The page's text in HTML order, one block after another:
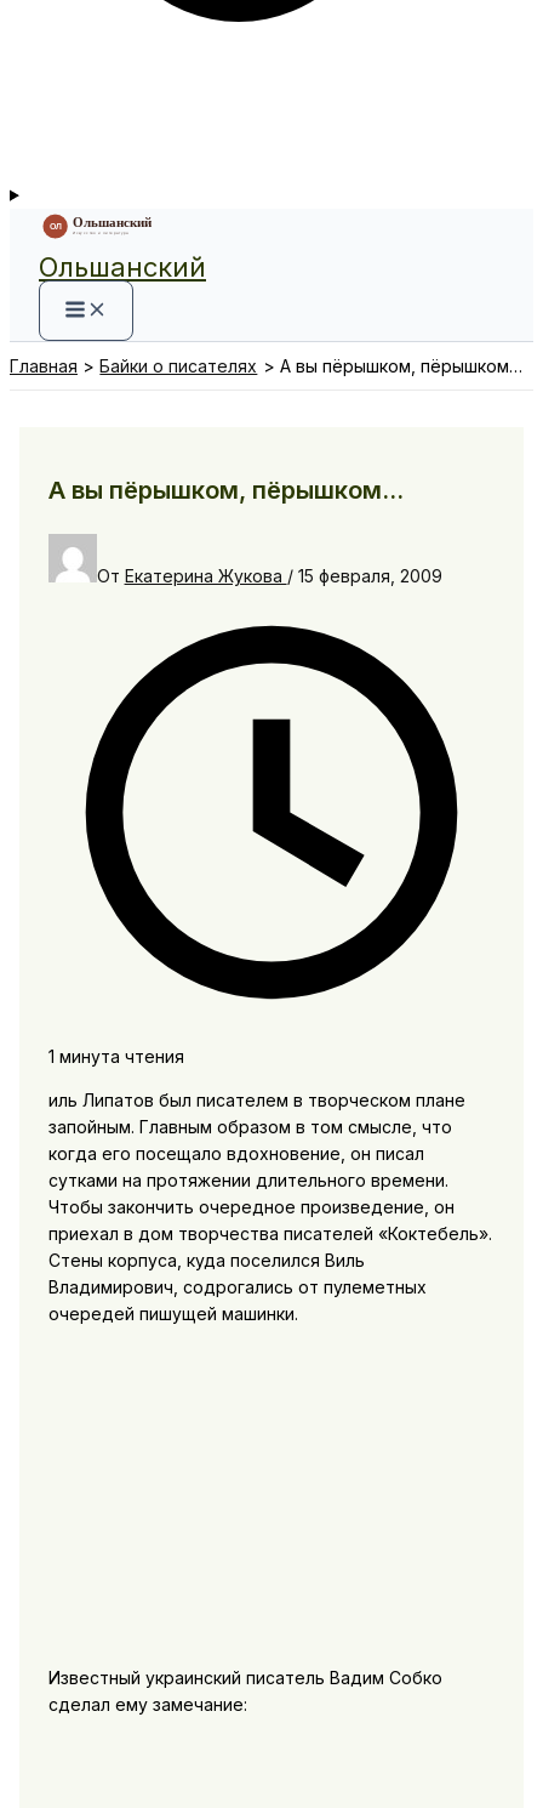
Ольшанский
Главная Байки о писателях А вы пёрышком, пёрышком…
А вы пёрышком, пёрышком…
От Екатерина Жукова / 15 февраля, 2009
1 минута чтения
иль Липатов был писателем в творческом плане
запойным. Главным образом в том смысле, что
когда его посещало вдохновение, он писал
сутками на протяжении длительного времени.
Чтобы закончить очередное произведение, он
приехал в дом творчества писателей «Коктебель».
Стены корпуса, куда поселился Виль
Владимирович, содрогались от пулеметных
очередей пишущей машинки.
Известный украинский писатель Вадим Собко
сделал ему замечание: